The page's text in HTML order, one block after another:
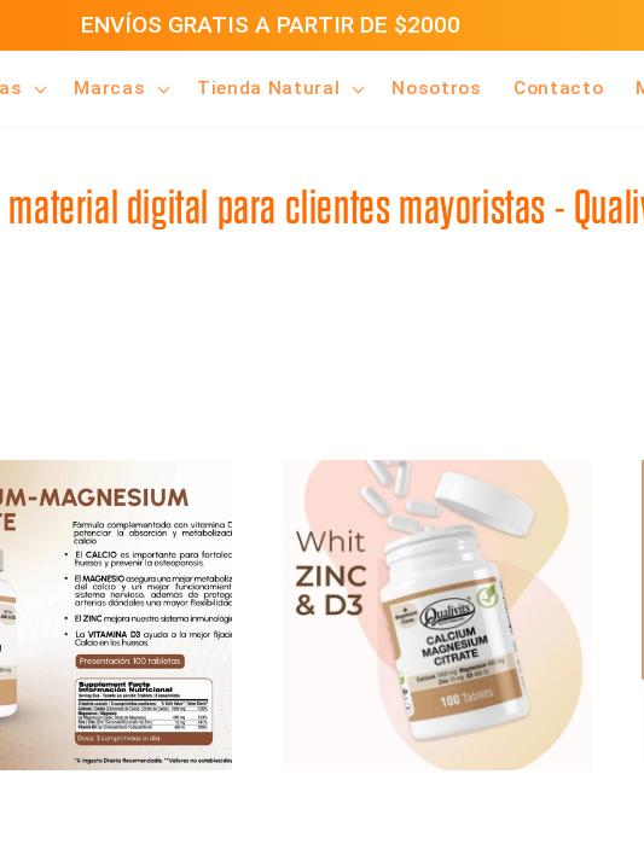
ENVÍOS GRATIS A PARTIR DE $2000
Marcas Tienda Natural Nosotros Contacto
digital para clientes mayoristas -